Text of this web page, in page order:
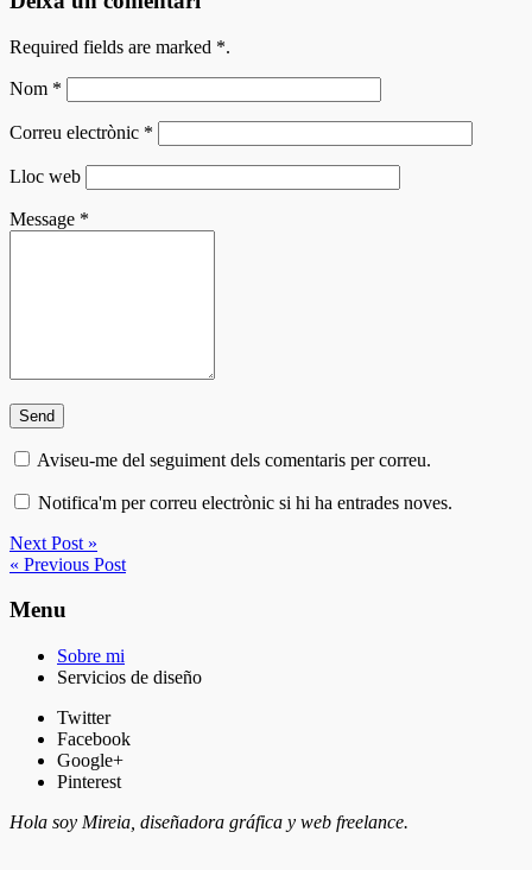
Required fields are marked *.
Nom *
Correu electrònic *
Lloc web
Message *
Aviseu-me del seguiment dels comentaris per correu.
Notifica'm per correu electrònic si hi ha entrades noves.
Next Post »
« Previous Post
Menu
Sobre mi
Servicios de diseño
Twitter
Facebook
Google+
Pinterest
Hola soy Mireia, diseñadora gráfica y web freelance.